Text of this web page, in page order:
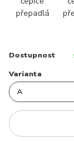
Dostupnost
Varianta